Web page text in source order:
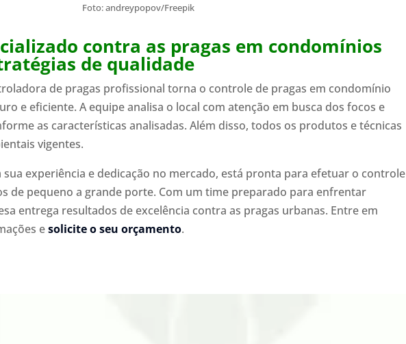
Foto: andreypopov/Freepik
contra as pragas em condomínios
de qualidade
de pragas profissional torna o controle de pragas em condomínio
e eficiente. A equipe analisa o local com atenção em busca dos focos e
as características analisadas. Além disso, todos os produtos e técnicas
vigentes.
sua experiência e dedicação no mercado, está pronta para efetuar o controle
de pequeno a grande porte. Com um time preparado para enfrentar
entrega resultados de excelência contra as pragas urbanas. Entre em
e solicite o seu orçamento.